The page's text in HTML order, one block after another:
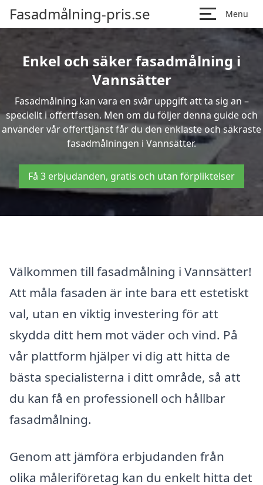
Fasadmålning-pris.se Menu
Enkel och säker fasadmålning i
Vannsätter
Fasadmålning kan vara en svår uppgift att ta sig an –
speciellt i offertfasen. Men om du följer denna guide och
använder vår offerttjänst får du den enklaste och säkraste
fasadmålningen i Vannsätter.
Få 3 erbjudanden, gratis och utan förpliktelser
Välkommen till fasadmålning i Vannsätter!
Att måla fasaden är inte bara ett estetiskt
val, utan en viktig investering för att
skydda ditt hem mot väder och vind. På
vår plattform hjälper vi dig att hitta de
bästa specialisterna i ditt område, så att
du kan få en professionell och hållbar
fasadmålning.
Genom att jämföra erbjudanden från
olika måleriföretag kan du enkelt hitta det